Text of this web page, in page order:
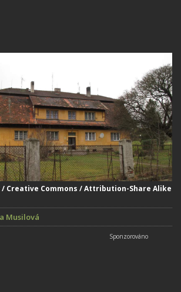
/ Creative Commons / Attribution-Share Alike
Musilová